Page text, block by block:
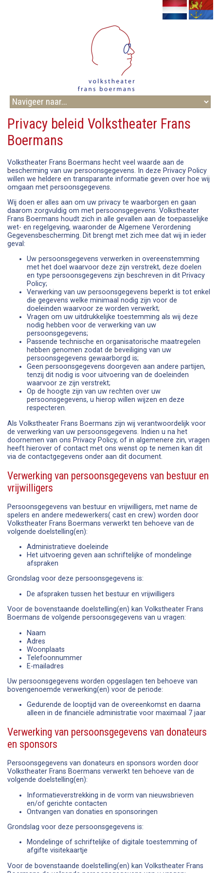
Privacy beleid Volkstheater Frans
Boermans
Volkstheater Frans Boermans hecht veel waarde aan de
bescherming van uw persoonsgegevens. In deze Privacy Policy
willen we heldere en transparante informatie geven over hoe wij
omgaan met persoonsgegevens.
Wij doen er alles aan om uw privacy te waarborgen en gaan
daarom zorgvuldig om met persoonsgegevens. Volkstheater
Frans Boermans houdt zich in alle gevallen aan de toepasselijke
wet- en regelgeving, waaronder de Algemene Verordening
Gegevensbescherming. Dit brengt met zich mee dat wij in ieder
geval:
Uw persoonsgegevens verwerken in overeenstemming
met het doel waarvoor deze zijn verstrekt, deze doelen
en type persoonsgegevens zijn beschreven in dit Privacy
Policy;
Verwerking van uw persoonsgegevens beperkt is tot enkel
die gegevens welke minimaal nodig zijn voor de
doeleinden waarvoor ze worden verwerkt;
Vragen om uw uitdrukkelijke toestemming als wij deze
nodig hebben voor de verwerking van uw
persoonsgegevens;
Passende technische en organisatorische maatregelen
hebben genomen zodat de beveiliging van uw
persoonsgegevens gewaarborgd is;
Geen persoonsgegevens doorgeven aan andere partijen,
tenzij dit nodig is voor uitvoering van de doeleinden
waarvoor ze zijn verstrekt;
Op de hoogte zijn van uw rechten over uw
persoonsgegevens, u hierop willen wijzen en deze
respecteren.
Als Volkstheater Frans Boermans zijn wij verantwoordelijk voor
de verwerking van uw persoonsgegevens. Indien u na het
doornemen van ons Privacy Policy, of in algemenere zin, vragen
heeft hierover of contact met ons wenst op te nemen kan dit
via de contactgegevens onder aan dit document.
Verwerking van persoonsgegevens van bestuur en
vrijwilligers
Persoonsgegevens van bestuur en vrijwilligers, met name de
spelers en andere medewerkers( cast en crew) worden door
Volkstheater Frans Boermans verwerkt ten behoeve van de
volgende doelstelling(en):
Administratieve doeleinde
Het uitvoering geven aan schriftelijke of mondelinge
afspraken
Grondslag voor deze persoonsgegevens is:
De afspraken tussen het bestuur en vrijwilligers
Voor de bovenstaande doelstelling(en) kan Volkstheater Frans
Boermans de volgende persoonsgegevens van u vragen:
Naam
Adres
Woonplaats
Telefoonnummer
E-mailadres
Uw persoonsgegevens worden opgeslagen ten behoeve van
bovengenoemde verwerking(en) voor de periode:
Gedurende de looptijd van de overeenkomst en daarna
alleen in de financiële administratie voor maximaal 7 jaar
Verwerking van persoonsgegevens van donateurs
en sponsors
Persoonsgegevens van donateurs en sponsors worden door
Volkstheater Frans Boermans verwerkt ten behoeve van de
volgende doelstelling(en):
Informatieverstrekking in de vorm van nieuwsbrieven
en/of gerichte contacten
Ontvangen van donaties en sponsoringen
Grondslag voor deze persoonsgegevens is:
Mondelinge of schriftelijke of digitale toestemming of
afgifte visitekaartje
Voor de bovenstaande doelstelling(en) kan Volkstheater Frans